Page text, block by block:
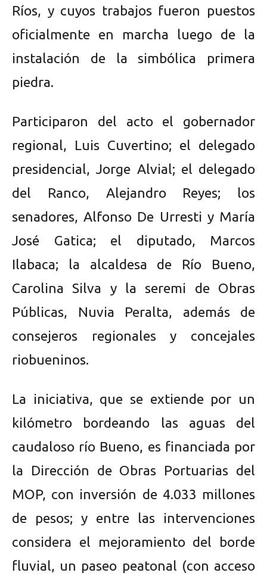
Ríos, y cuyos trabajos fueron puestos
oficialmente en marcha luego de la
instalación de la simbólica primera
piedra.
Participaron del acto el gobernador
regional, Luis Cuvertino; el delegado
presidencial, Jorge Alvial; el delegado
del Ranco, Alejandro Reyes; los
senadores, Alfonso De Urresti y María
José Gatica; el diputado, Marcos
Ilabaca; la alcaldesa de Río Bueno,
Carolina Silva y la seremi de Obras
Públicas, Nuvia Peralta, además de
consejeros regionales y concejales
riobueninos.
La iniciativa, que se extiende por un
kilómetro bordeando las aguas del
caudaloso río Bueno, es financiada por
la Dirección de Obras Portuarias del
MOP, con inversión de 4.033 millones
de pesos; y entre las intervenciones
considera el mejoramiento del borde
fluvial, un paseo peatonal (con acceso